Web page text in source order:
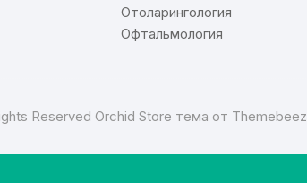
Отоларингология
Офтальмология
Reserved Orchid Store тема от Themebeez